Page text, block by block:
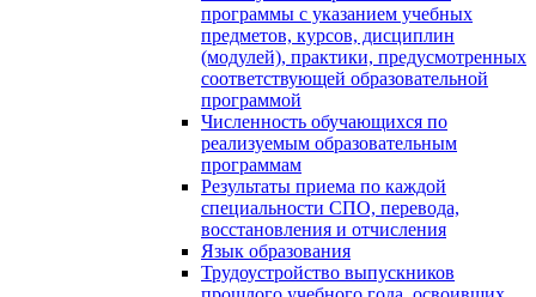
программы с указанием учебных
предметов, курсов, дисциплин
(модулей), практики, предусмотренных
соответствующей образовательной
программой
Численность обучающихся по
реализуемым образовательным
программам
Результаты приема по каждой
специальности СПО, перевода,
восстановления и отчисления
Язык образования
Трудоустройство выпускников